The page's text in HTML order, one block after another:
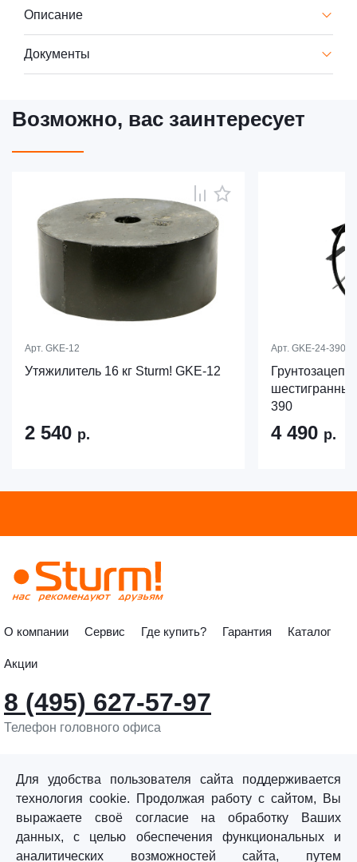
Описание
Документы
Возможно, вас заинтересует
Арт. GKE-12
Утяжилитель 16 кг Sturm! GKE-12
2 540 р.
Арт. GKE-24-390
390
4 490 р.
О компании Сервис Где купить? Гарантия Каталог
Акции
8 (495) 627-57-97
Телефон головного офиса
Для удобства пользователя сайта поддерживается
технология cookie. Продолжая работу с сайтом, Вы
выражаете своё согласие на обработку Ваших
данных, с целью обеспечения функциональных и
аналитических возможностей сайта, путем